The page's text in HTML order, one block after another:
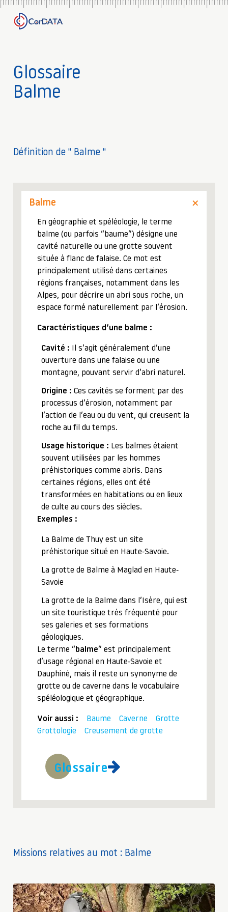
Glossaire
Balme
Définition de " Balme "
Balme
En géographie et spéléologie, le terme
balme (ou parfois “baume”) désigne une
cavité naturelle ou une grotte souvent
située à flanc de falaise. Ce mot est
principalement utilisé dans certaines
régions françaises, notamment dans les
Alpes, pour décrire un abri sous roche, un
espace formé naturellement par l’érosion.
Caractéristiques d’une balme :
Cavité : Il s’agit généralement d’une
ouverture dans une falaise ou une
montagne, pouvant servir d’abri naturel.
Origine : Ces cavités se forment par des
processus d’érosion, notamment par
l’action de l’eau ou du vent, qui creusent la
roche au fil du temps.
Usage historique : Les balmes étaient
souvent utilisées par les hommes
préhistoriques comme abris. Dans
certaines régions, elles ont été
transformées en habitations ou en lieux
de culte au cours des siècles.
Exemples :
La Balme de Thuy est un site
préhistorique situé en Haute-Savoie.
La grotte de Balme à Maglad en Haute-
Savoie
La grotte de la Balme dans l’Isère, qui est
un site touristique très fréquenté pour
ses galeries et ses formations
géologiques.
Le terme “balme” est principalement
d’usage régional en Haute-Savoie et
Dauphiné, mais il reste un synonyme de
grotte ou de caverne dans le vocabulaire
spéléologique et géographique.
Voir aussi : Baume Caverne
Grotte
Grottologie
Creusement de grotte
Glossaire
Missions relatives au mot : Balme